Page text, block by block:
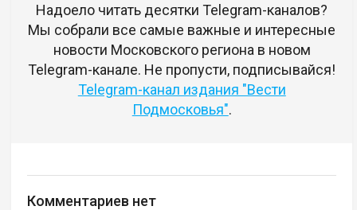
Надоело читать десятки Telegram-каналов?
Мы собрали все самые важные и интересные
новости Московского региона в новом
Telegram-канале. Не пропусти, подписывайся!
Telegram-канал издания "Вести
Подмосковья".
Комментариев нет